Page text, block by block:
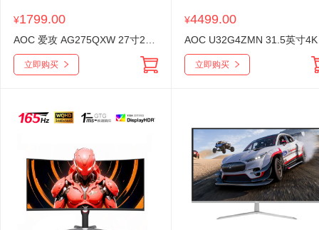
¥1799.00
立即购买
¥4499.00
立即购买